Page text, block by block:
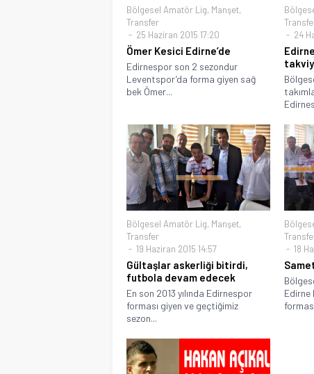
Bölgesel Amatör Lig, Manşet,
Transfer
25 Haziran 2015 17:20
Ömer Kesici Edirne’de
Edirnespor son 2 sezondur
Leventspor’da forma giyen sağ
bek Ömer...
24
Bölgesel Amatör Lig, Manşet,
Transfer
19 Haziran 2015 14:57
Gültaşlar askerliği bitirdi,
futbola devam edecek
En son 2013 yılında Edirnespor
forması giyen ve geçtiğimiz
sezon...
18
Edirne